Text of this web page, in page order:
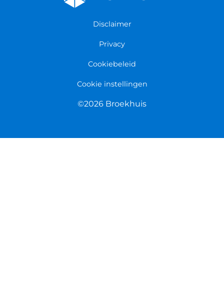
Disclaimer
Privacy
Cookiebeleid
Cookie instellingen
©2026 Broekhuis